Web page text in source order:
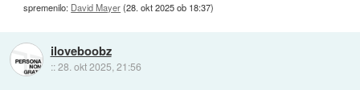
spremenilo: David Mayer(28. okt 2025 ob 18:37)
iloveboobz
::28. okt 2025, 21:56